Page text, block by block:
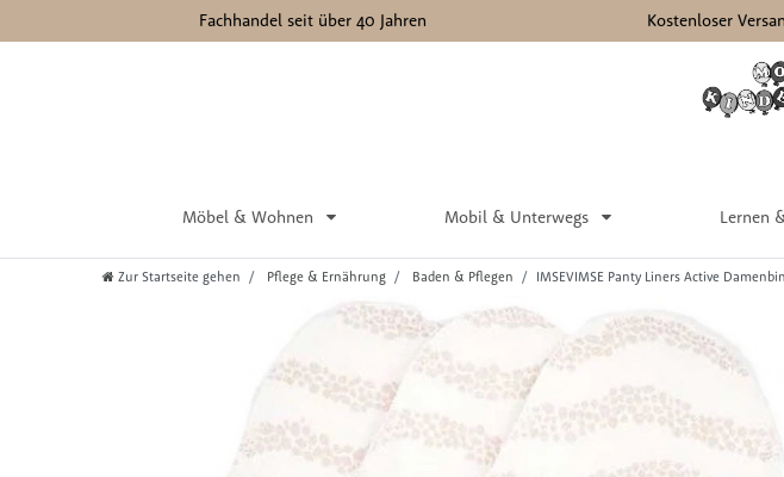
Fachhandel seit über 40 Jahren Kostenloser
Möbel & Wohnen Mobil & Unterwegs Lernen
Zur Startseite gehen Pflege & Ernährung Baden & Pflegen
IMSEVIMSE Panty Liners Active